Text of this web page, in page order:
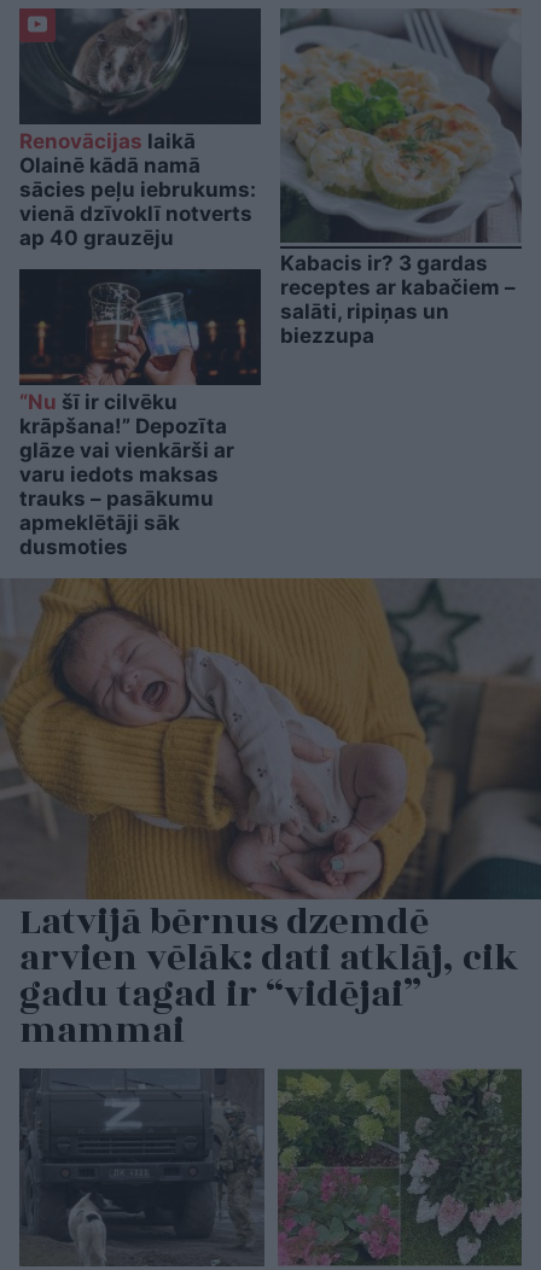
Renovācijas laikā
Olainē kādā namā
sācies peļu iebrukums:
vienā dzīvoklī notverts
ap 40 grauzēju
“Nu šī ir cilvēku
krāpšana!” Depozīta
glāze vai vienkārši ar
varu iedots maksas
trauks – pasākumu
apmeklētāji sāk
dusmoties
Kabacis ir? 3 gardas
receptes ar kabačiem –
salāti, ripiņas un
biezzupa
Latvijā bērnus dzemdē
arvien vēlāk: dati atklāj, cik
gadu tagad ir “vidējai”
mammai